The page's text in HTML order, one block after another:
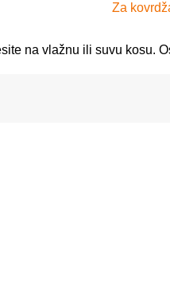
Za
na vlažnu ili suvu kosu.